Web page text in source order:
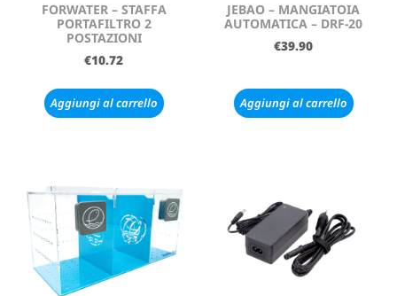
FORWATER – STAFFA
PORTAFILTRO 2
POSTAZIONI
€10.72
Aggiungi al carrello
JEBAO – MANGIATOIA
AUTOMATICA – DRF-20
€39.90
Aggiungi al carrello